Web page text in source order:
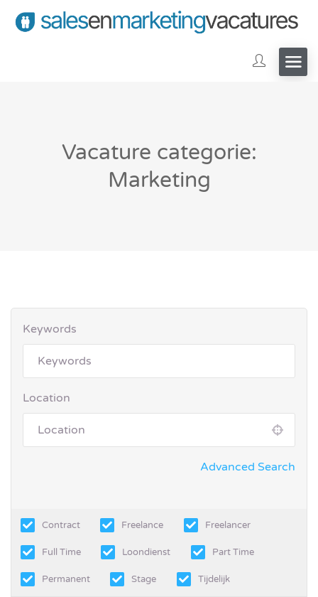
Vacature categorie:
Marketing
Keywords
Location
Advanced Search
Contract Freelance Freelancer
Full Time Loondienst Part Time
Permanent Stage Tijdelijk